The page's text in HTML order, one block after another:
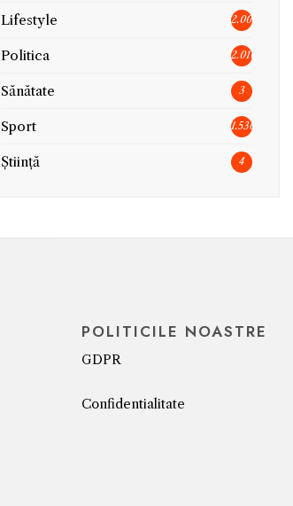
Lifestyle 2.005
Politica 2.010
Sănătate 3
Sport 1.536
Știință 4
POLITICILE NOASTRE
GDPR
Confidentialitate